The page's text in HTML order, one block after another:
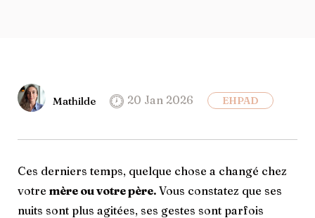
Mathilde 20 Jan 2026 EHPAD
Ces derniers temps, quelque chose a changé chez
votre mère ou votre père. Vous constatez que ses
nuits sont plus agitées, ses gestes sont parfois